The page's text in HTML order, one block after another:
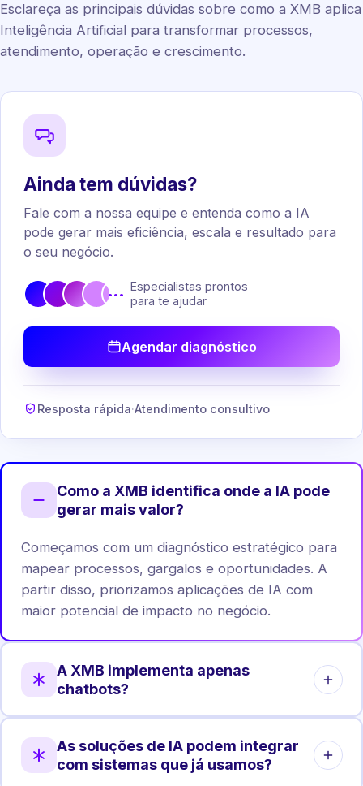
Esclareça as principais dúvidas sobre como a XMB aplica
Inteligência Artificial para transformar processos,
atendimento, operação e crescimento.
Ainda tem dúvidas?
Fale com a nossa equipe e entenda como a IA
pode gerar mais eficiência, escala e resultado para
o seu negócio.
•••
Especialistas prontos
para te ajudar
Agendar diagnóstico
Resposta rápida·Atendimento consultivo
Como a XMB identifica onde a IA pode
gerar mais valor?
Começamos com um diagnóstico estratégico para
mapear processos, gargalos e oportunidades. A
partir disso, priorizamos aplicações de IA com
maior potencial de impacto no negócio.
A XMB implementa apenas
chatbots?
Atuamos em automação de processos, análise de
dados, agentes internos, integrações e
As soluções de IA podem integrar
com sistemas que já usamos?